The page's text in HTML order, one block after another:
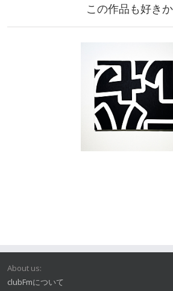
この作品も好き
About us:
clubFmについて